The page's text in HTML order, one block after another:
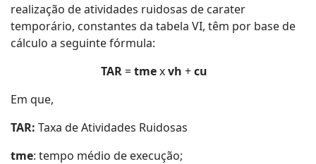
realização de atividades ruidosas de carater
temporário, constantes da tabela VI, têm por base de
cálculo a seguinte fórmula:
TAR=tmexvh +cu
Em que,
TAR: Taxa de Atividades Ruidosas
tme: tempo médio de execução;